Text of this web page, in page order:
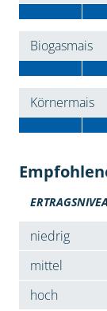
Biogasmais
Körnermais
niedrig
mittel
hoch